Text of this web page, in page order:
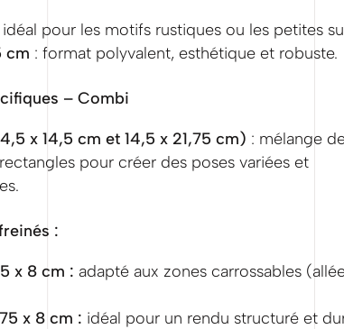
idéal pour les motifs rustiques ou les petites
cm : format polyvalent, esthétique et robuste.
– Combi
x 14,5 cm et 14,5 x 21,75 cm) : mélange
pour créer des poses variées et
:
x 8 cm : adapté aux zones carrossables
x 8 cm : idéal pour un rendu structuré et